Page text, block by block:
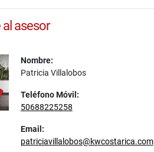
asesor
Nombre:
Patricia Villalobos
Teléfono Móvil:
50688225258
Email:
patriciavillalobos@kwcostarica.com